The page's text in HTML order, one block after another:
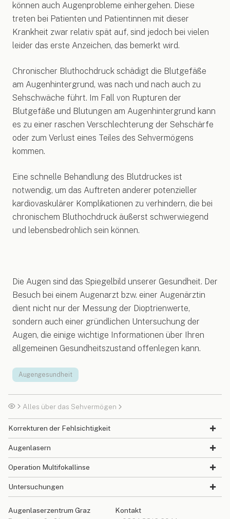
können auch Augenprobleme einhergehen. Diese
treten bei Patienten und Patientinnen mit dieser
Krankheit zwar relativ spät auf, sind jedoch bei vielen
leider das erste Anzeichen, das bemerkt wird.
Chronischer Bluthochdruck schädigt die Blutgefäße
am Augenhintergrund, was nach und nach auch zu
Sehschwäche führt. Im Fall von Rupturen der
Blutgefäße und Blutungen am Augenhintergrund kann
es zu einer raschen Verschlechterung der Sehschärfe
oder zum Verlust eines Teiles des Sehvermögens
kommen.
Eine schnelle Behandlung des Blutdruckes ist
notwendig, um das Auftreten anderer potenzieller
kardiovaskulärer Komplikationen zu verhindern, die bei
chronischem Bluthochdruck äußerst schwerwiegend
und lebensbedrohlich sein können.
Die Augen sind das Spiegelbild unserer Gesundheit. Der
Besuch bei einem Augenarzt bzw. einer Augenärztin
dient nicht nur der Messung der Dioptrienwerte,
sondern auch einer gründlichen Untersuchung der
Augen, die einige wichtige Informationen über Ihren
allgemeinen Gesundheitszustand offenlegen kann.
Augengesundheit
Alles über das Sehvermögen
Korrekturen der Fehlsichtigkeit
Augenlasern
Operation Multifokallinse
Untersuchungen
Augenlaserzentrum Graz
Kontakt